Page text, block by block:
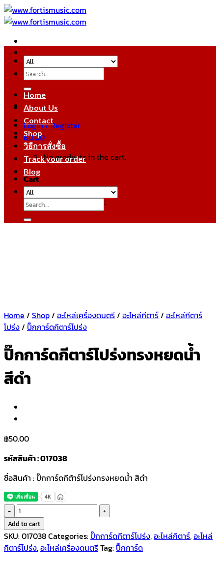
Skip
to
Search
for:
Login / Register
฿0.00
No products in the cart.
Cart
No products in the cart.
หมวดหมู่สินค้า
Home
About Us
Contact
Shop
วิธีการสั่งซื้อ
Track your order
Blog
Search
for:
Home / Shop/ อะไหล่เครื่องดนตรี/ อะไหล่กีตาร์/ อะไหล่กีตาร์
โปร่ง/ ปิ๊กการ์ดกีตาร์โปร่ง
ปิ๊กการ์ดกีตาร์โปร่งทรงหยดน้ำ
สีดำ
฿50.00
รหัสสินค้า : 017038
ชื่อสินค้า : ปิ๊กการ์ดกีต้าร์โปร่งทรงหยดน้ำ สีดำ
ปิ๊
กการ์
ดกี
ตาร์
Add to cart
SKU:017038Categories:ปิ๊กการ์ดกีตาร์โปร่ง,อะไหล่กีตาร์,อะไหล่
กีตาร์โปร่ง,อะไหล่เครื่องดนตรีTag:ปิ๊กการ์ด